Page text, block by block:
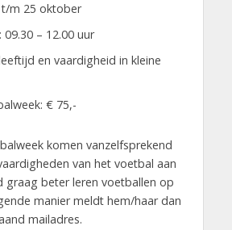
t/m 25 oktober
– 12.00 uur
en vaardigheid in kleine
€ 75,-
komen vanzelfsprekend
van het voetbal aan
graag beter leren voetballen op
manier meldt hem/haar dan
mailadres.